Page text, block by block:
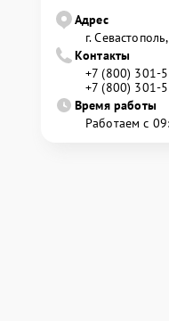
Адрес
г.
Контакты
+7 (800) 301-
+7 (800) 301-
Время работы
Работаем с